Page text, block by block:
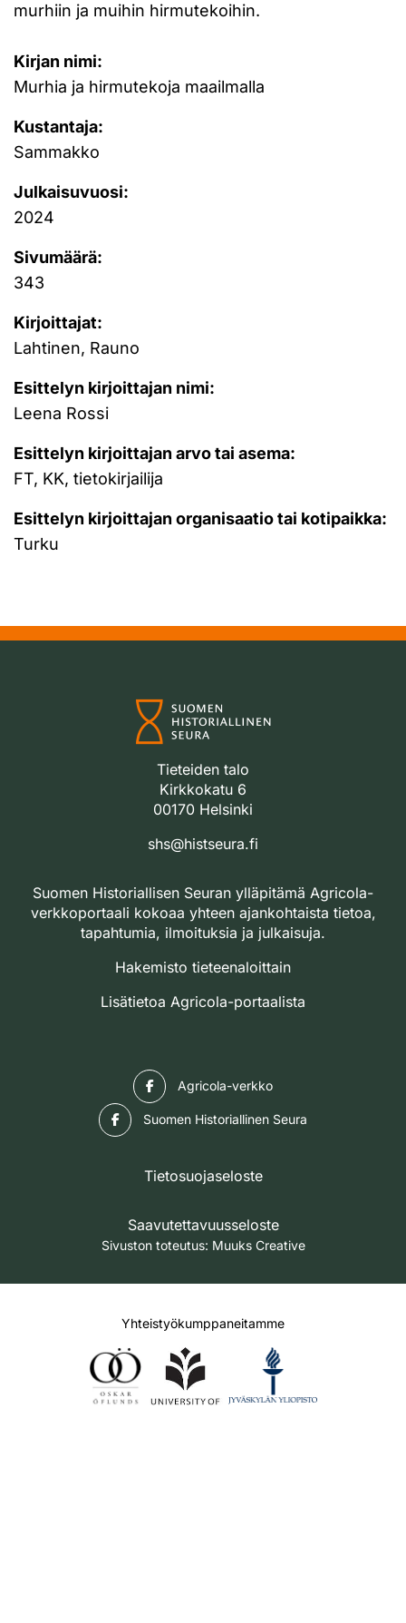
murhiin ja muihin hirmutekoihin.
Kirjan nimi:
Murhia ja hirmutekoja maailmalla
Kustantaja:
Sammakko
Julkaisuvuosi:
2024
Sivumäärä:
343
Kirjoittajat:
Lahtinen, Rauno
Esittelyn kirjoittajan nimi:
Leena Rossi
Esittelyn kirjoittajan arvo tai asema:
FT, KK, tietokirjailija
Esittelyn kirjoittajan organisaatio tai kotipaikka:
Turku
Tieteiden talo
Kirkkokatu 6
00170 Helsinki
shs@histseura.fi
Suomen Historiallisen Seuran ylläpitämä Agricola-
verkkoportaali kokoaa yhteen ajankohtaista tietoa,
tapahtumia, ilmoituksia ja julkaisuja.
Hakemisto tieteenaloittain
Lisätietoa Agricola-portaalista
Agricola-verkko
Suomen Historiallinen Seura
Tietosuojaseloste
Saavutettavuusseloste
Sivuston toteutus: Muuks Creative
Yhteistyökumppaneitamme